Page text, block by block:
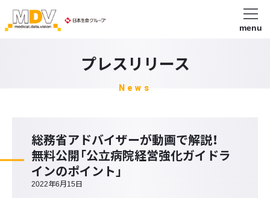
menu
プレスリリース
News
総務省アドバイザーが動画で解説！
無料公開「公立病院経営強化ガイドラ
インのポイント」
2022年6月15日